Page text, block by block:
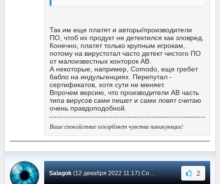
Так им еще платят и авторы/производители
ПО, чтоб их продукт не детектился как зловред.
Конечно, платят только крупным игрокам,
потому на вирустотал часто детект чистого ПО
от малоизвестных конторок АВ.
А некоторые, например, Comodo, еще гребет
бабло на индульгенциях. Перепутал -
сертификатов, хотя сути не меняет.
Впрочем версию, что производители АВ часть
типа вирусов сами пишет и сами ловят считаю
очень правдоподобной.
Ваше спокойствие оскорбляет чувства паникующих!
Salagok(12 декабря 2022 11:17) Сообщение #1822 2